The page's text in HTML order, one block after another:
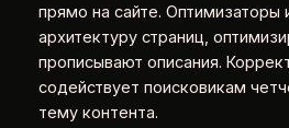
прямо на сайте. Оптимизаторы
архитектуру страниц,
прописывают описания.
содействует поисковикам
тему контента.